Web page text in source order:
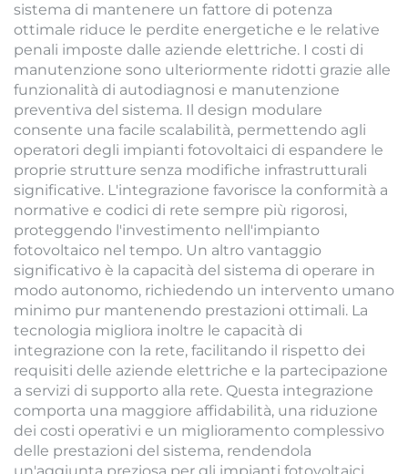
sistema di mantenere un fattore di potenza
ottimale riduce le perdite energetiche e le relative
penali imposte dalle aziende elettriche. I costi di
manutenzione sono ulteriormente ridotti grazie alle
funzionalità di autodiagnosi e manutenzione
preventiva del sistema. Il design modulare
consente una facile scalabilità, permettendo agli
operatori degli impianti fotovoltaici di espandere le
proprie strutture senza modifiche infrastrutturali
significative. L'integrazione favorisce la conformità a
normative e codici di rete sempre più rigorosi,
proteggendo l'investimento nell'impianto
fotovoltaico nel tempo. Un altro vantaggio
significativo è la capacità del sistema di operare in
modo autonomo, richiedendo un intervento umano
minimo pur mantenendo prestazioni ottimali. La
tecnologia migliora inoltre le capacità di
integrazione con la rete, facilitando il rispetto dei
requisiti delle aziende elettriche e la partecipazione
a servizi di supporto alla rete. Questa integrazione
comporta una maggiore affidabilità, una riduzione
dei costi operativi e un miglioramento complessivo
delle prestazioni del sistema, rendendola